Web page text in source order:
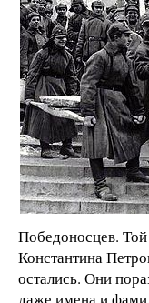
Победоносцев.
Константина
остались. Они